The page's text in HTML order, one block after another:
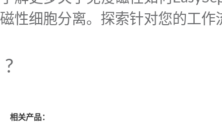
磁性细胞分离。探索针对您的工作
?
相关产品：